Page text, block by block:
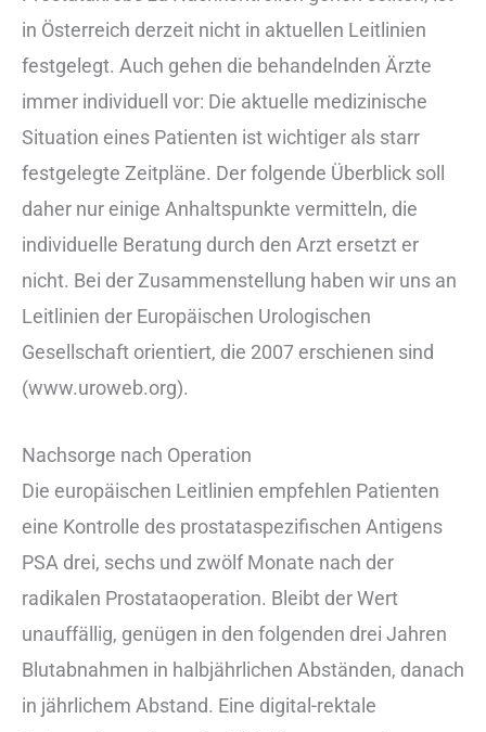
in Österreich derzeit nicht in aktuellen Leitlinien
festgelegt. Auch gehen die behandelnden Ärzte
immer individuell vor: Die aktuelle medizinische
Situation eines Patienten ist wichtiger als starr
festgelegte Zeitpläne. Der folgende Überblick soll
daher nur einige Anhaltspunkte vermitteln, die
individuelle Beratung durch den Arzt ersetzt er
nicht. Bei der Zusammenstellung haben wir uns an
Leitlinien der Europäischen Urologischen
Gesellschaft orientiert, die 2007 erschienen sind
(www.uroweb.org).
Nachsorge nach Operation
Die europäischen Leitlinien empfehlen Patienten
eine Kontrolle des prostataspezifischen Antigens
PSA drei, sechs und zwölf Monate nach der
radikalen Prostataoperation. Bleibt der Wert
unauffällig, genügen in den folgenden drei Jahren
Blutabnahmen in halbjährlichen Abständen, danach
in jährlichem Abstand. Eine digital-rektale